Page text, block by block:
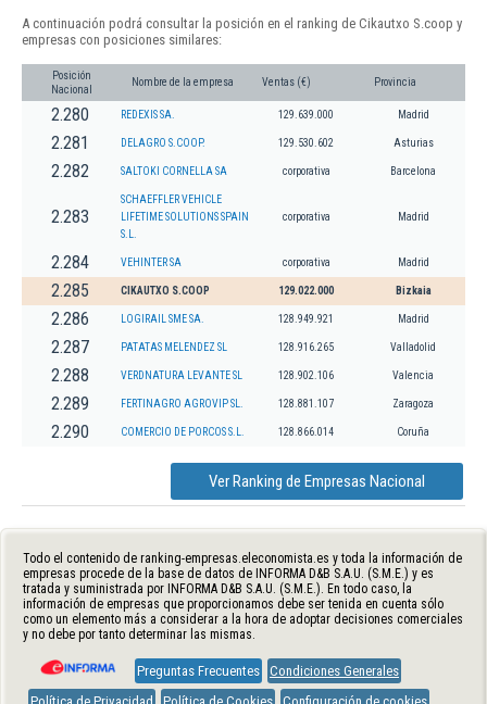
A continuación podrá consultar la posición en el ranking de Cikautxo S.coop y
empresas con posiciones similares:
Posición
Nacional
Nombre de la empresa Ventas (€) Provincia
2.280 REDEXIS SA. 129.639.000 Madrid
2.281 DELAGRO S.COOP. 129.530.602 Asturias
2.282 SALTOKI CORNELLA SA corporativa Barcelona
2.283
SCHAEFFLER VEHICLE
LIFETIME SOLUTIONS SPAIN
S.L.
corporativa Madrid
2.284 VEHINTER SA corporativa Madrid
2.285 CIKAUTXO S.COOP 129.022.000 Bizkaia
2.286 LOGIRAIL SME SA. 128.949.921 Madrid
2.287 PATATAS MELENDEZ SL 128.916.265 Valladolid
2.288 VERDNATURA LEVANTE SL 128.902.106 Valencia
2.289 FERTINAGRO AGROVIP SL. 128.881.107 Zaragoza
2.290 COMERCIO DE PORCOS S.L. 128.866.014 Coruña
Ver Ranking de Empresas Nacional
Todo el contenido de ranking-empresas.eleconomista.es y toda la información de
empresas procede de la base de datos de INFORMA D&B S.A.U. (S.M.E.) y es
tratada y suministrada por INFORMA D&B S.A.U. (S.M.E.). En todo caso, la
información de empresas que proporcionamos debe ser tenida en cuenta sólo
como un elemento más a considerar a la hora de adoptar decisiones comerciales
y no debe por tanto determinar las mismas.
Preguntas Frecuentes Condiciones Generales